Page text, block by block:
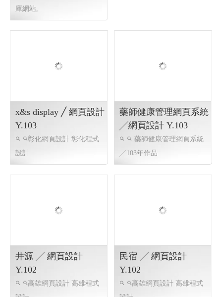
庫網站,
彰化網頁設計 彰化程式
藥師健康管理網頁系統
╱網頁設計 Y.103
藥師健康管理網頁系統
╱103年作品
井源 ╱ 網頁設計
Y.102
高雄網頁設計 高雄程式
民宿 ╱ 網頁設計
Y.102
高雄網頁設計 高雄程式